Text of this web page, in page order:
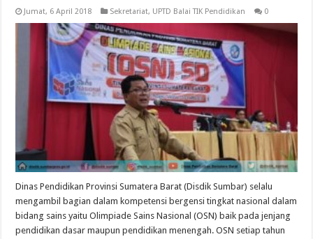
Jumat, 6 April 2018 Sekretariat, UPTD Balai TIK Pendidikan 0
Dinas Pendidikan Provinsi Sumatera Barat (Disdik Sumbar) selalu
mengambil bagian dalam kompetensi bergensi tingkat nasional dalam
bidang sains yaitu Olimpiade Sains Nasional (OSN) baik pada jenjang
pendidikan dasar maupun pendidikan menengah. OSN setiap tahun